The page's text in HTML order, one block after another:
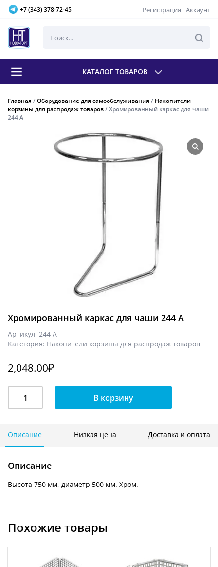
+7 (343) 378-72-45 Регистрация Аккаунт
КАТАЛОГ ТОВАРОВ
Главная /Оборудование для самообслуживания / Накопители
корзины для распродаж товаров/ Хромированный каркас для чаши
244 A
Хромированный каркас для чаши 244 A
Артикул: 244 A
Категория: Накопители корзины для распродаж товаров
2,048.00₽
Хромированный
чаши
244
В корзину
Описание Низкая цена Доставка и оплата
Описание
Высота 750 мм, диаметр 500 мм. Хром.
Похожие товары